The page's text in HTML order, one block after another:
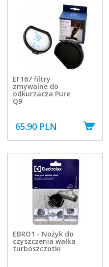
EF167 filtry
zmywalne do
odkurzacza Pure
Q9
65.90 PLN
EBRO1 - Nożyk do
czyszczenia wałka
turboszczotki